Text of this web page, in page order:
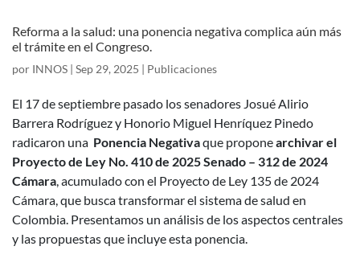
Reforma a la salud: una ponencia negativa complica aún más
el trámite en el Congreso.
por INNOS | Sep 29, 2025 | Publicaciones
El 17 de septiembre pasado los senadores Josué Alirio
Barrera Rodríguez y Honorio Miguel Henríquez Pinedo
radicaron una Ponencia Negativaque proponearchivar el
Proyecto de Ley No. 410 de 2025 Senado – 312 de 2024
Cámara, acumulado con el Proyecto de Ley 135 de 2024
Cámara, que busca transformar el sistema de salud en
Colombia. Presentamos un análisis de los aspectos centrales
y las propuestas que incluye esta ponencia.